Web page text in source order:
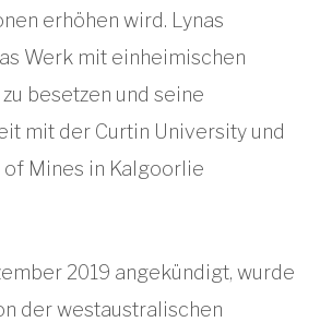
erhöhen wird. Lynas
Werk mit einheimischen
besetzen und seine
mit der Curtin University und
of Mines in Kalgoorlie
2019 angekündigt, wurde
der westaustralischen